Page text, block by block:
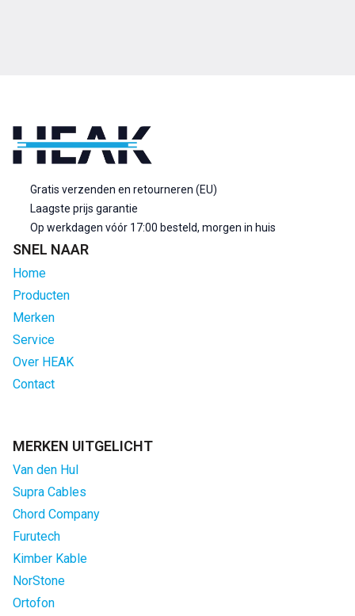
Gratis verzenden en retourneren (EU)
Laagste prijs garantie
Op werkdagen vóór 17:00 besteld, morgen in huis
SNEL NAAR
Home
Producten
Merken
Service
Over HEAK
Contact
MERKEN UITGELICHT
Van den Hul
Supra Cables
Chord Company
Furutech
Kimber Kable
NorStone
Ortofon